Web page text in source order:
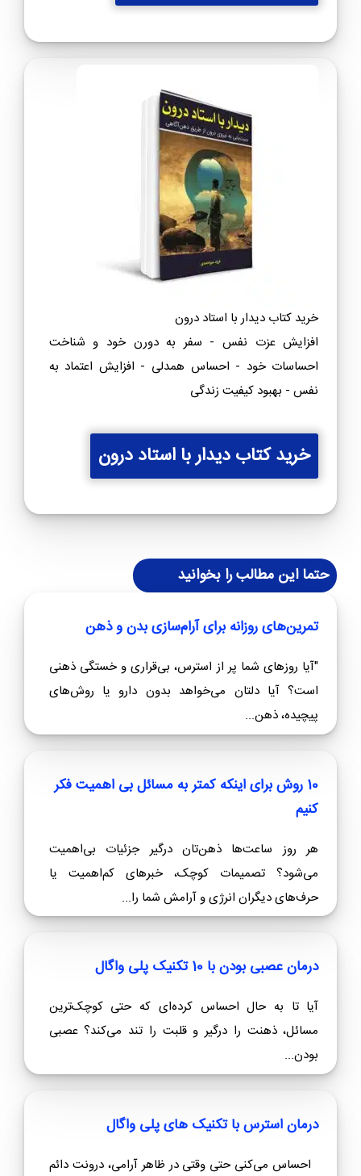
خرید کتاب دیدار با استاد درون
افزایش عزت نفس - سفر به دورن خود و شناخت
احساسات خود - احساس همدلی - افزایش اعتماد به
نفس - بهبود کیفیت زندگی
خرید کتاب دیدار با استاد درون
حتما این مطالب را بخوانید
تمرین‌های روزانه برای آرام‌سازی بدن و ذهن
"آیا روزهای شما پر از استرس، بی‌قراری و خستگی ذهنی
است؟ آیا دلتان می‌خواهد بدون دارو یا روش‌های
پیچیده، ذهن...
10 روش برای اینکه کمتر به مسائل بی اهمیت فکر
کنیم
هر روز ساعت‌ها ذهن‌تان درگیر جزئیات بی‌اهمیت
می‌شود؟ تصمیمات کوچک، خبرهای کم‌اهمیت یا
حرف‌های دیگران انرژی و آرامش شما را...
درمان عصبی بودن با 10 تکنیک پلی واگال
آیا تا به حال احساس کرده‌ای که حتی کوچک‌ترین
مسائل، ذهنت را درگیر و قلبت را تند می‌کند؟ عصبی
بودن...
درمان استرس با تکنیک های پلی واگال
احساس می‌کنی حتی وقتی در ظاهر آرامی، درونت دائم